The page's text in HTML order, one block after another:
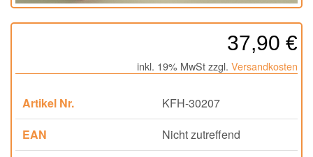
37,90 €
inkl. 19% MwSt zzgl. Versandkosten
Artikel Nr.
KFH-30207
EAN
Nicht zutreffend